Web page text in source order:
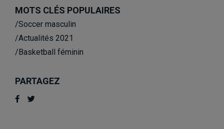
MOTS CLÉS POPULAIRES
/Soccer masculin
/Actualités 2021
/Basketball féminin
PARTAGEZ